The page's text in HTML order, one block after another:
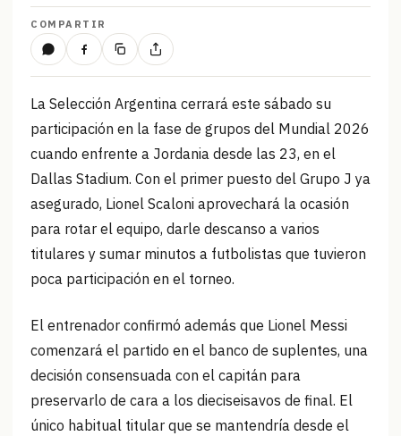
COMPARTIR
La Selección Argentina cerrará este sábado su
participación en la fase de grupos del Mundial 2026
cuando enfrente a Jordania desde las 23, en el
Dallas Stadium. Con el primer puesto del Grupo J ya
asegurado, Lionel Scaloni aprovechará la ocasión
para rotar el equipo, darle descanso a varios
titulares y sumar minutos a futbolistas que tuvieron
poca participación en el torneo.
El entrenador confirmó además que Lionel Messi
comenzará el partido en el banco de suplentes, una
decisión consensuada con el capitán para
preservarlo de cara a los dieciseisavos de final. El
único habitual titular que se mantendría desde el